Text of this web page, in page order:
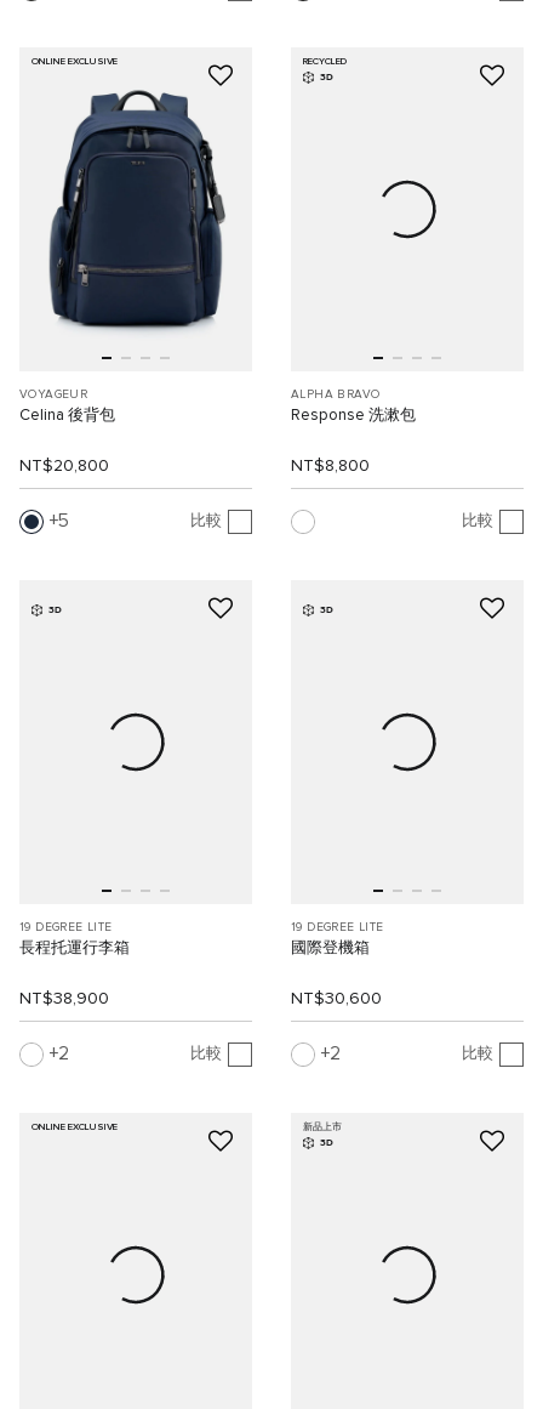
ONLINE EXCLUSIVE
VOYAGEUR
Celina 後背包
NT$20,800
5 比較
RECYCLED
3D
ALPHA BRAVO
Response 洗漱包
NT$8,800
比較
3D
19 DEGREE LITE
長程托運行李箱
NT$38,900
2 比較
3D
19 DEGREE LITE
國際登機箱
NT$30,600
2 比較
ONLINE EXCLUSIVE 新品上市
3D